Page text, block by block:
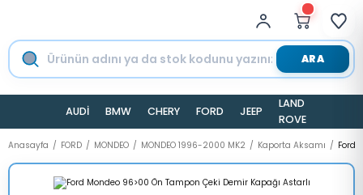
ARA
AUDİ BMW CHERY FORD JEEP
LAND
ROVER
Anasayfa FORD MONDEO MONDEO 1996-2000 MK2 Kaporta Aksamı Ford